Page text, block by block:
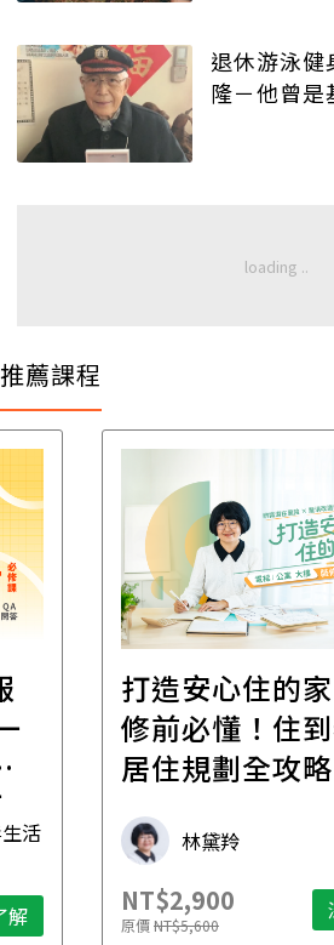
退休游泳健
隆－他曾是
推薦課程
活
解
打造安心住的
修前必懂！住
居住規劃全攻略
林黛羚
NT$2,900
原價NT$5,600